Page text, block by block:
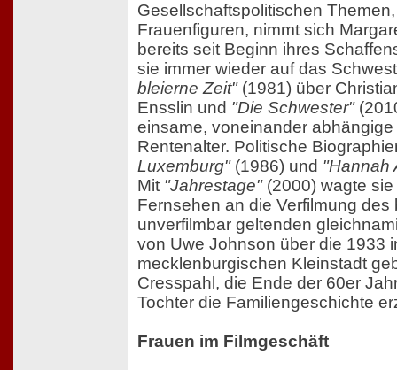
Gesellschaftspolitischen
Frauenfiguren, nimmt sich
bereits seit Beginn ihres
sie immer wieder auf das
bleierne Zeit"(1981) über
Ensslin und "Die Schwester"
einsame, voneinander
Rentenalter. Politische
Luxemburg"(1986) und "Hannah
Mit "Jahrestage"(2000) wagte sie
Fernsehen an die Verfilmung des
unverfilmbar geltenden
von Uwe Johnson über die 1933
mecklenburgischen Kleinstadt
Cresspahl, die Ende der 60er
Tochter die Familiengeschichte
Frauen im Filmgeschäft